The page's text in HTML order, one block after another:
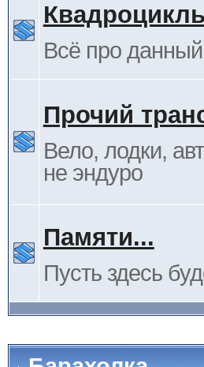
Всё про данный
Прочий
Вело, лодки,
не эндуро
Памяти...
Пусть здесь